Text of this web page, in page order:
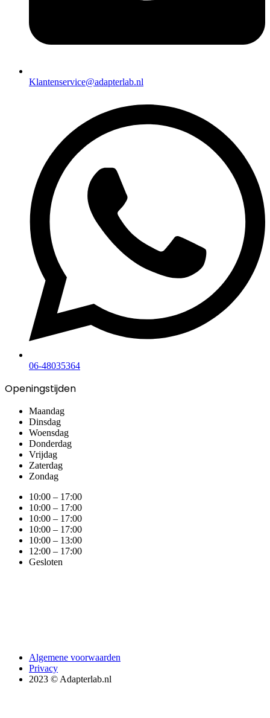
Klantenservice@adapterlab.nl
06-48035364
Openingstijden
Maandag
Dinsdag
Woensdag
Donderdag
Vrijdag
Zaterdag
Zondag
10:00 – 17:00
10:00 – 17:00
10:00 – 17:00
10:00 – 17:00
10:00 – 13:00
12:00 – 17:00
Gesloten
Algemene voorwaarden
Privacy
2023 © Adapterlab.nl